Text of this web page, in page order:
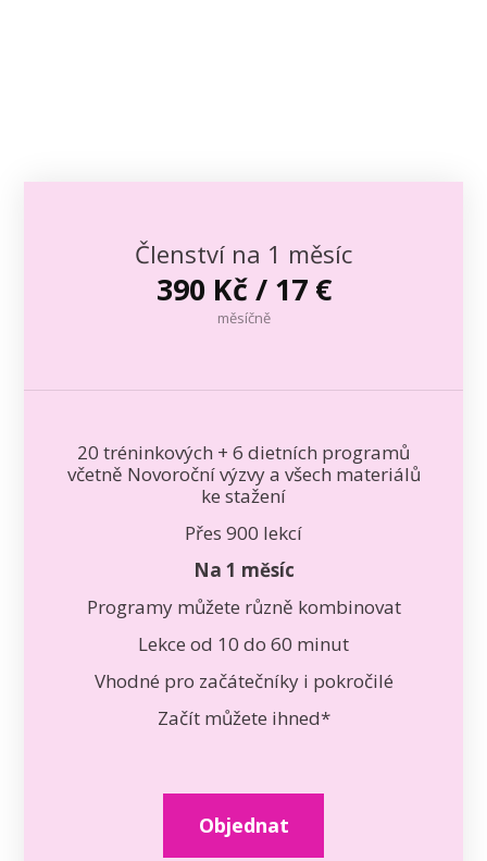
Členství na 1 měsíc
390 Kč / 17 €
měsíčně
20 tréninkových + 6 dietních programů
včetně Novoroční výzvy a všech materiálů
ke stažení
Přes 900 lekcí
Na 1 měsíc
Programy můžete různě kombinovat
Lekce od 10 do 60 minut
Vhodné pro začátečníky i pokročilé
Začít můžete ihned*
Objednat